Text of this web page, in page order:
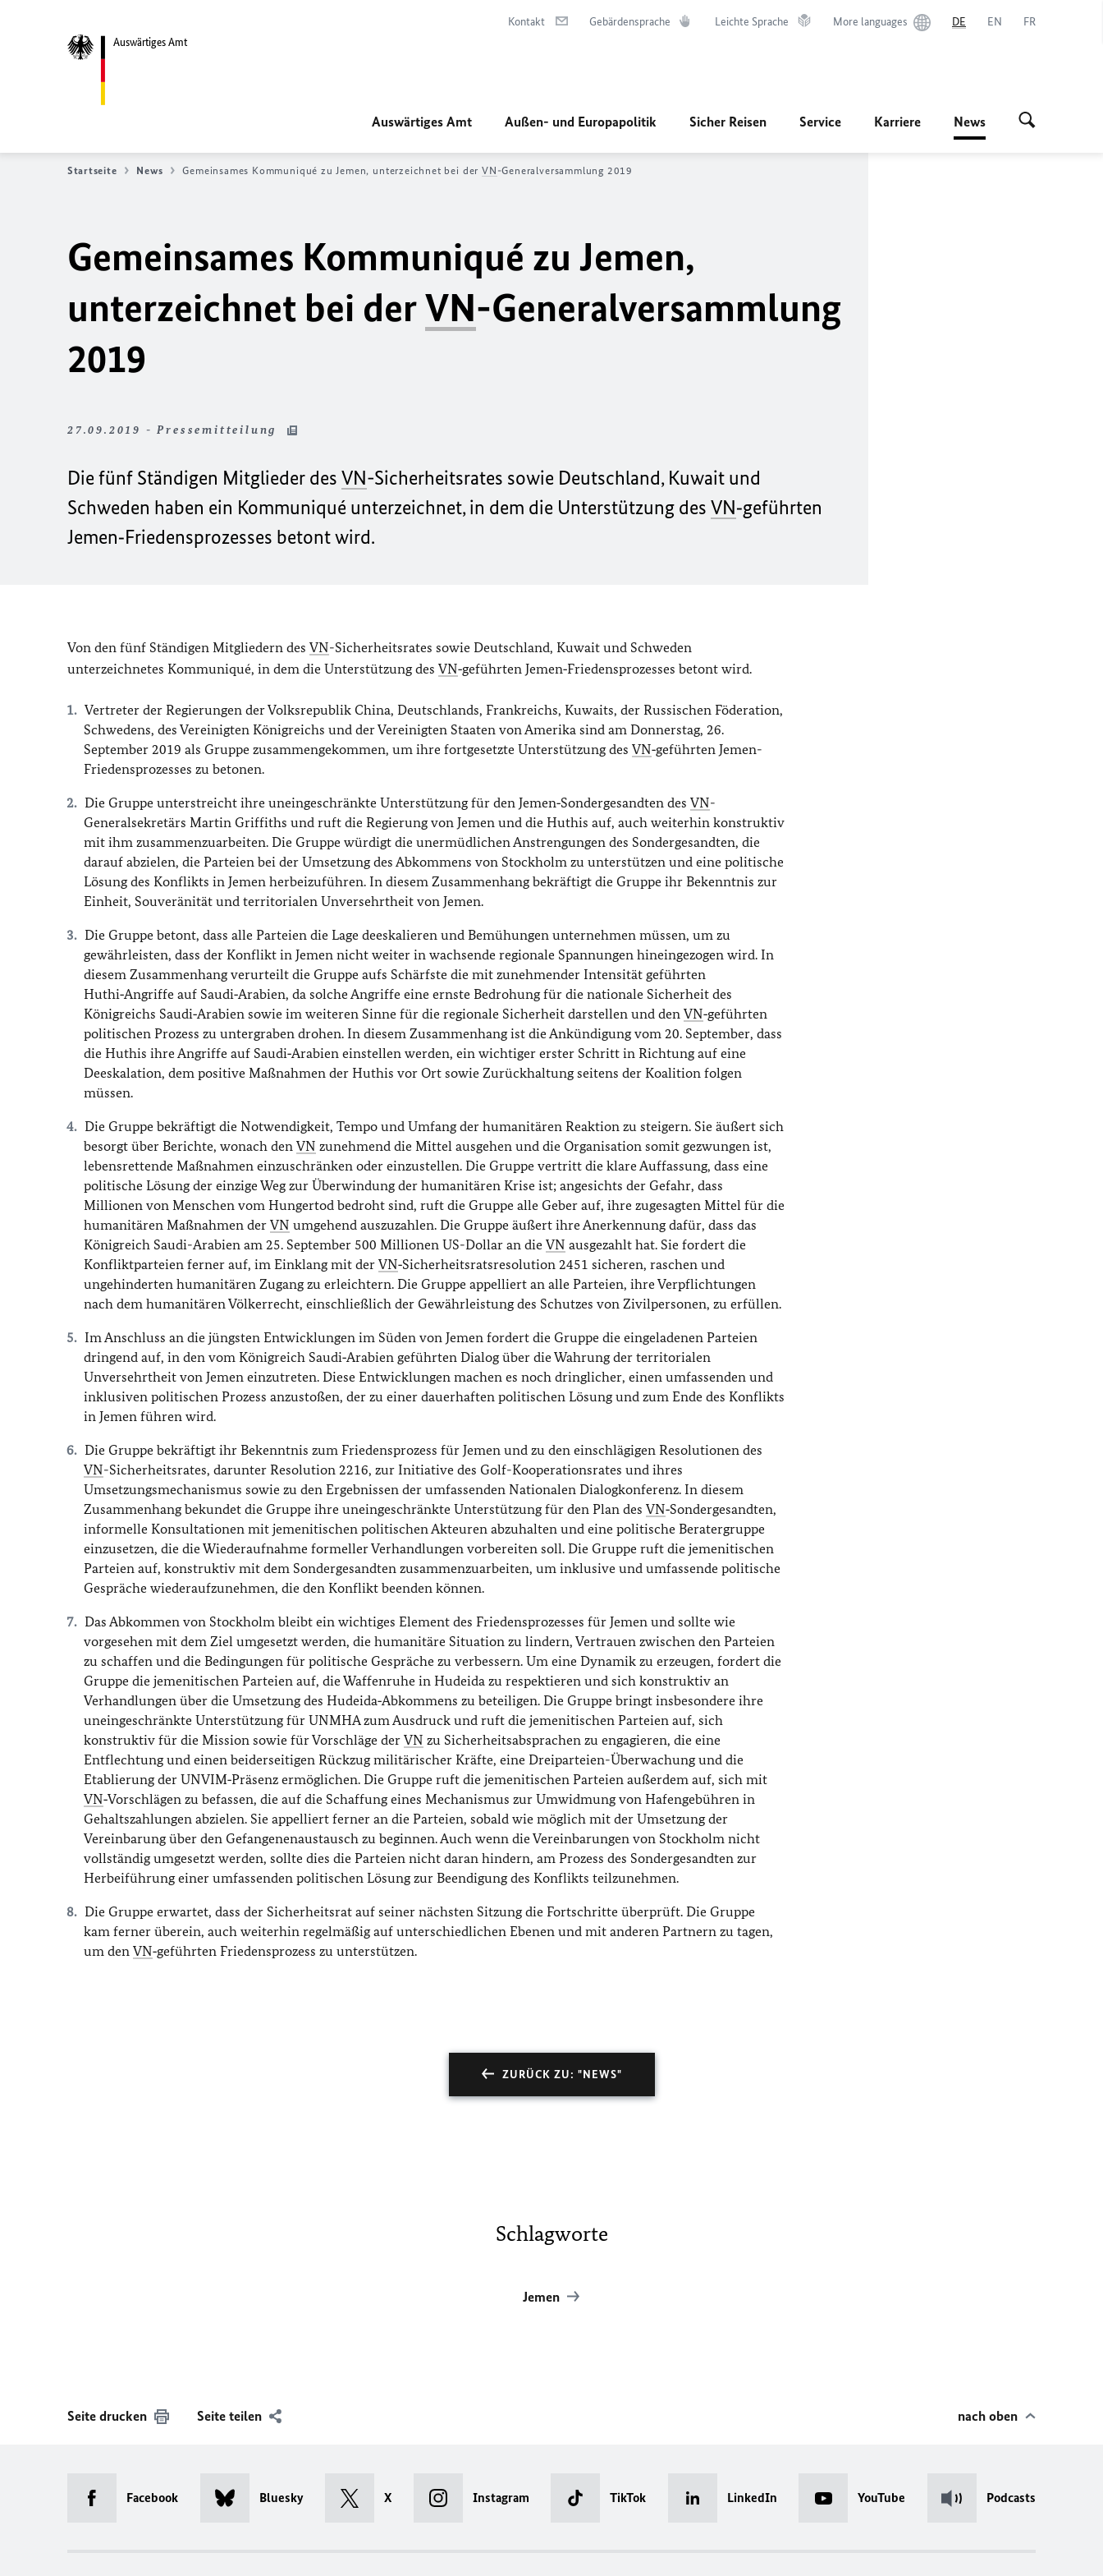
Auswärtiges Amt
Kontakt Gebärdensprache Leichte Sprache More languages DE EN FR
Auswärtiges Amt Außen- und Europapolitik Sicher Reisen Service Karriere News
Startseite News Gemeinsames Kommuniqué zu Jemen, unterzeichnet bei der VN -Generalversammlung 2019
Gemeinsames Kommuniqué zu Jemen,
unterzeichnet bei derVN-Generalversammlung
2019
27.09.2019 - Pressemitteilung
Die fünf Ständigen Mitglieder des VN-Sicherheitsrates sowie Deutschland, Kuwait und
Schweden haben ein Kommuniqué unterzeichnet, in dem die Unterstützung des VN‑geführten
Jemen‑Friedensprozesses betont wird.
Von den fünf Ständigen Mitgliedern des VN-Sicherheitsrates sowie Deutschland, Kuwait und Schweden
unterzeichnetes Kommuniqué, in dem die Unterstützung des VN‑geführten Jemen‑Friedensprozesses betont wird.
Vertreter der Regierungen der Volksrepublik China, Deutschlands, Frankreichs, Kuwaits, der Russischen Föderation,
Schwedens, des Vereinigten Königreichs und der Vereinigten Staaten von Amerika sind am Donnerstag, 26.
September 2019 als Gruppe zusammengekommen, um ihre fortgesetzte Unterstützung des VN‑geführten Jemen-
Friedensprozesses zu betonen.
Die Gruppe unterstreicht ihre uneingeschränkte Unterstützung für den Jemen‑Sondergesandten desVN-
Generalsekretärs Martin Griffiths und ruft die Regierung von Jemen und die Huthis auf, auch weiterhin konstruktiv
mit ihm zusammenzuarbeiten. Die Gruppe würdigt die unermüdlichen Anstrengungen des Sondergesandten, die
darauf abzielen, die Parteien bei der Umsetzung des Abkommens von Stockholm zu unterstützen und eine politische
Lösung des Konflikts in Jemen herbeizuführen. In diesem Zusammenhang bekräftigt die Gruppe ihr Bekenntnis zur
Einheit, Souveränität und territorialen Unversehrtheit von Jemen.
Die Gruppe betont, dass alle Parteien die Lage deeskalieren und Bemühungen unternehmen müssen, um zu
gewährleisten, dass der Konflikt in Jemen nicht weiter in wachsende regionale Spannungen hineingezogen wird. In
diesem Zusammenhang verurteilt die Gruppe aufs Schärfste die mit zunehmender Intensität geführten
Huthi‑Angriffe auf Saudi‑Arabien, da solche Angriffe eine ernste Bedrohung für die nationale Sicherheit des
Königreichs Saudi‑Arabien sowie im weiteren Sinne für die regionale Sicherheit darstellen und den VN‑geführten
politischen Prozess zu untergraben drohen. In diesem Zusammenhang ist die Ankündigung vom 20. September, dass
die Huthis ihre Angriffe auf Saudi‑Arabien einstellen werden, ein wichtiger erster Schritt in Richtung auf eine
Deeskalation, dem positive Maßnahmen der Huthis vor Ort sowie Zurückhaltung seitens der Koalition folgen
müssen.
Die Gruppe bekräftigt die Notwendigkeit, Tempo und Umfang der humanitären Reaktion zu steigern. Sie äußert sich
besorgt über Berichte, wonach den VN zunehmend die Mittel ausgehen und die Organisation somit gezwungen ist,
lebensrettende Maßnahmen einzuschränken oder einzustellen. Die Gruppe vertritt die klare Auffassung, dass eine
politische Lösung der einzige Weg zur Überwindung der humanitären Krise ist; angesichts der Gefahr, dass
Millionen von Menschen vom Hungertod bedroht sind, ruft die Gruppe alle Geber auf, ihre zugesagten Mittel für die
humanitären Maßnahmen der VN umgehend auszuzahlen. Die Gruppe äußert ihre Anerkennung dafür, dass das
Königreich Saudi-Arabien am 25. September 500 Millionen US-Dollar an die VN ausgezahlt hat. Sie fordert die
Konfliktparteien ferner auf, im Einklang mit der VN‑Sicherheitsratsresolution 2451 sicheren, raschen und
ungehinderten humanitären Zugang zu erleichtern. Die Gruppe appelliert an alle Parteien, ihre Verpflichtungen
nach dem humanitären Völkerrecht, einschließlich der Gewährleistung des Schutzes von Zivilpersonen, zu erfüllen.
Im Anschluss an die jüngsten Entwicklungen im Süden von Jemen fordert die Gruppe die eingeladenen Parteien
dringend auf, in den vom Königreich Saudi‑Arabien geführten Dialog über die Wahrung der territorialen
Unversehrtheit von Jemen einzutreten. Diese Entwicklungen machen es noch dringlicher, einen umfassenden und
inklusiven politischen Prozess anzustoßen, der zu einer dauerhaften politischen Lösung und zum Ende des Konflikts
in Jemen führen wird.
Die Gruppe bekräftigt ihr Bekenntnis zum Friedensprozess für Jemen und zu den einschlägigen Resolutionen des
VN-Sicherheitsrates, darunter Resolution 2216, zur Initiative des Golf-Kooperationsrates und ihres
Umsetzungsmechanismus sowie zu den Ergebnissen der umfassenden Nationalen Dialogkonferenz. In diesem
Zusammenhang bekundet die Gruppe ihre uneingeschränkte Unterstützung für den Plan des VN‑Sondergesandten,
informelle Konsultationen mit jemenitischen politischen Akteuren abzuhalten und eine politische Beratergruppe
einzusetzen, die die Wiederaufnahme formeller Verhandlungen vorbereiten soll. Die Gruppe ruft die jemenitischen
Parteien auf, konstruktiv mit dem Sondergesandten zusammenzuarbeiten, um inklusive und umfassende politische
Gespräche wiederaufzunehmen, die den Konflikt beenden können.
Das Abkommen von Stockholm bleibt ein wichtiges Element des Friedensprozesses für Jemen und sollte wie
vorgesehen mit dem Ziel umgesetzt werden, die humanitäre Situation zu lindern, Vertrauen zwischen den Parteien
zu schaffen und die Bedingungen für politische Gespräche zu verbessern. Um eine Dynamik zu erzeugen, fordert die
Gruppe die jemenitischen Parteien auf, die Waffenruhe in Hudeida zu respektieren und sich konstruktiv an
Verhandlungen über die Umsetzung des Hudeida‑Abkommens zu beteiligen. Die Gruppe bringt insbesondere ihre
uneingeschränkte Unterstützung für UNMHA zum Ausdruck und ruft die jemenitischen Parteien auf, sich
konstruktiv für die Mission sowie für Vorschläge der VN zu Sicherheitsabsprachen zu engagieren, die eine
Entflechtung und einen beiderseitigen Rückzug militärischer Kräfte, eine Dreiparteien-Überwachung und die
Etablierung der UNVIM‑Präsenz ermöglichen. Die Gruppe ruft die jemenitischen Parteien außerdem auf, sich mit
VN‑Vorschlägen zu befassen, die auf die Schaffung eines Mechanismus zur Umwidmung von Hafengebühren in
Gehaltszahlungen abzielen. Sie appelliert ferner an die Parteien, sobald wie möglich mit der Umsetzung der
Vereinbarung über den Gefangenenaustausch zu beginnen. Auch wenn die Vereinbarungen von Stockholm nicht
vollständig umgesetzt werden, sollte dies die Parteien nicht daran hindern, am Prozess des Sondergesandten zur
Herbeiführung einer umfassenden politischen Lösung zur Beendigung des Konflikts teilzunehmen.
Die Gruppe erwartet, dass der Sicherheitsrat auf seiner nächsten Sitzung die Fortschritte überprüft. Die Gruppe
kam ferner überein, auch weiterhin regelmäßig auf unterschiedlichen Ebenen und mit anderen Partnern zu tagen,
um den VN‑geführten Friedensprozess zu unterstützen.
ZURÜCK ZU: "NEWS"
Schlagworte
Jemen
Seite drucken Seite teilen nach oben
Facebook Bluesky X Instagram TikTok LinkedIn YouTube Podcasts